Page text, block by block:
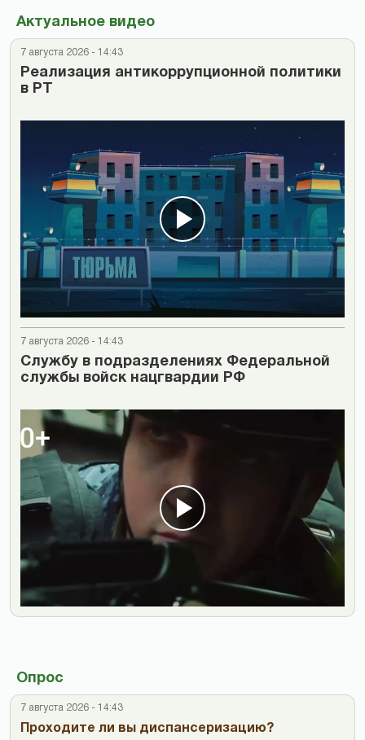
Актуальное видео
7 августа 2026 - 14:43
Реализация антикоррупционной политики
в РТ
7 августа 2026 - 14:43
Cлужбу в подразделениях Федеральной
службы войск нацгвардии РФ
Опрос
7 августа 2026 - 14:43
Проходите ли вы диспансеризацию?